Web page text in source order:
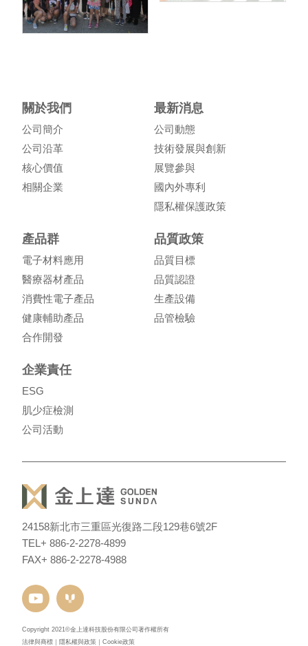
關於我們
公司簡介
公司沿革
核心價值
相關企業
最新消息
公司動態
技術發展與創新
展覽參與
國內外專利
隱私權保護政策
產品群
電子材料應用
醫療器材產品
消費性電子產品
健康輔助產品
合作開發
品質政策
品質目標
品質認證
生產設備
品管檢驗
企業責任
ESG
肌少症檢測
公司活動
24158新北市三重區光復路二段129巷6號2F
TEL + 886-2-2278-4899
FAX+ 886-2-2278-4988
Copyright 2021©金上達科技股份有限公司著作權所有
法律與商標
隱私權與政策 Cookie政策